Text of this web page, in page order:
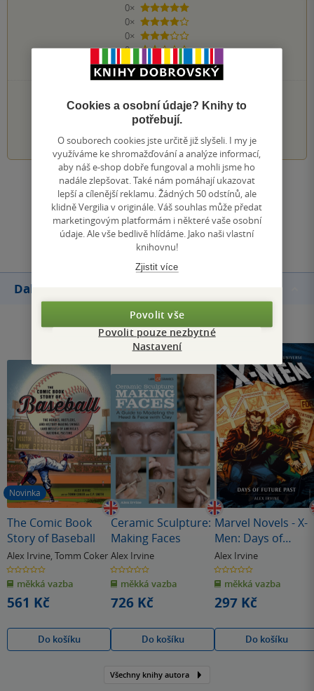
0×
5 hvězdiček
0×
4 hvězdičky
0×
3 hvězdičky
0×
2 hvězdičky
0×
1 hvezdička
PŘIDEJTE SVÉ HODNOCENÍ KNIHY
3 4 5
Zobrazit všechna hodnocení
Přidat hodnocení
Další knihy autora
Novinka
The Comic Book
Story of Baseball
Alex Irvine, Tomm Coker
0.0
z
5
hvězdiček
měkká vazba
561 Kč
Do košíku
Ceramic Sculpture:
Making Faces
Alex Irvine
0.0
z
5
hvězdiček
měkká vazba
726 Kč
Do košíku
Marvel Novels - X-
Men: Days of
Future Past
Alex Irvine
0.0
z
5
hvězdiček
měkká vazba
297 Kč
Do košíku
Všechny knihy autora
Cookies a osobní údaje? Knihy to
potřebují.
O souborech cookies jste určitě již slyšeli. I my je
využíváme ke shromažďování a analýze informací,
aby náš e-shop dobře fungoval a mohli jsme ho
nadále zlepšovat. Také nám pomáhají ukazovat
lepší a cílenější reklamu. Žádných 50 odstínů, ale
klidně Vergilia v originále. Váš souhlas může předat
marketingovým platformám i některé vaše osobní
údaje. Ale vše bedlivě hlídáme. Jako naši vlastní
knihovnu!
Zjistit více
Povolit vše
Povolit pouze nezbytné
Nastavení